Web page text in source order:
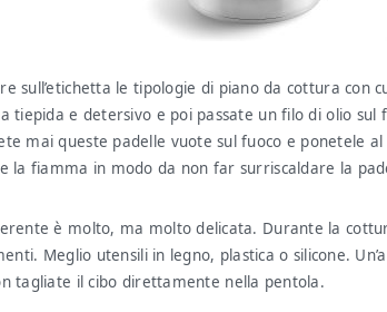
sull’etichetta le tipologie di piano da cottura con
tiepida e detersivo e poi passate un filo di olio
mai queste padelle vuote sul fuoco e ponetele
la fiamma in modo da non far surriscaldare la
è molto, ma molto delicata. Durante la
Meglio utensili in legno, plastica o silicone.
tagliate il cibo direttamente nella pentola.